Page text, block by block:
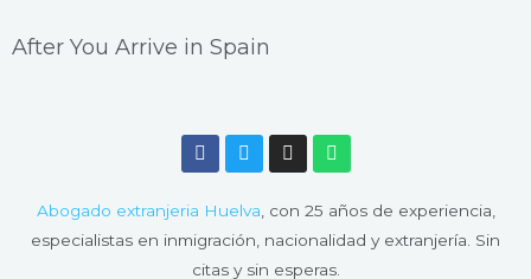
After You Arrive in Spain
F
a
c
b
o
o
k
T
w
i
t
e
I
n
s
a
g
a
W
h
a
s
a
p
Abogado extranjeria Huelva , con 25 años de experiencia,
especialistas en inmigración, nacionalidad y extranjería. Sin
citas y sin esperas.